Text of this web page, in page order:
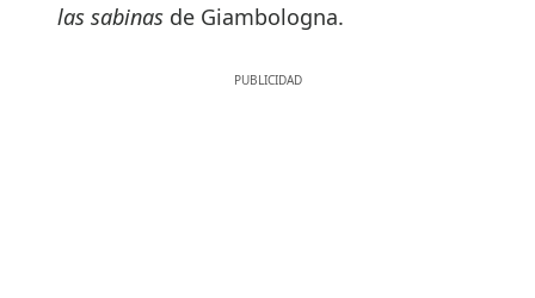
las sabinas de Giambologna.